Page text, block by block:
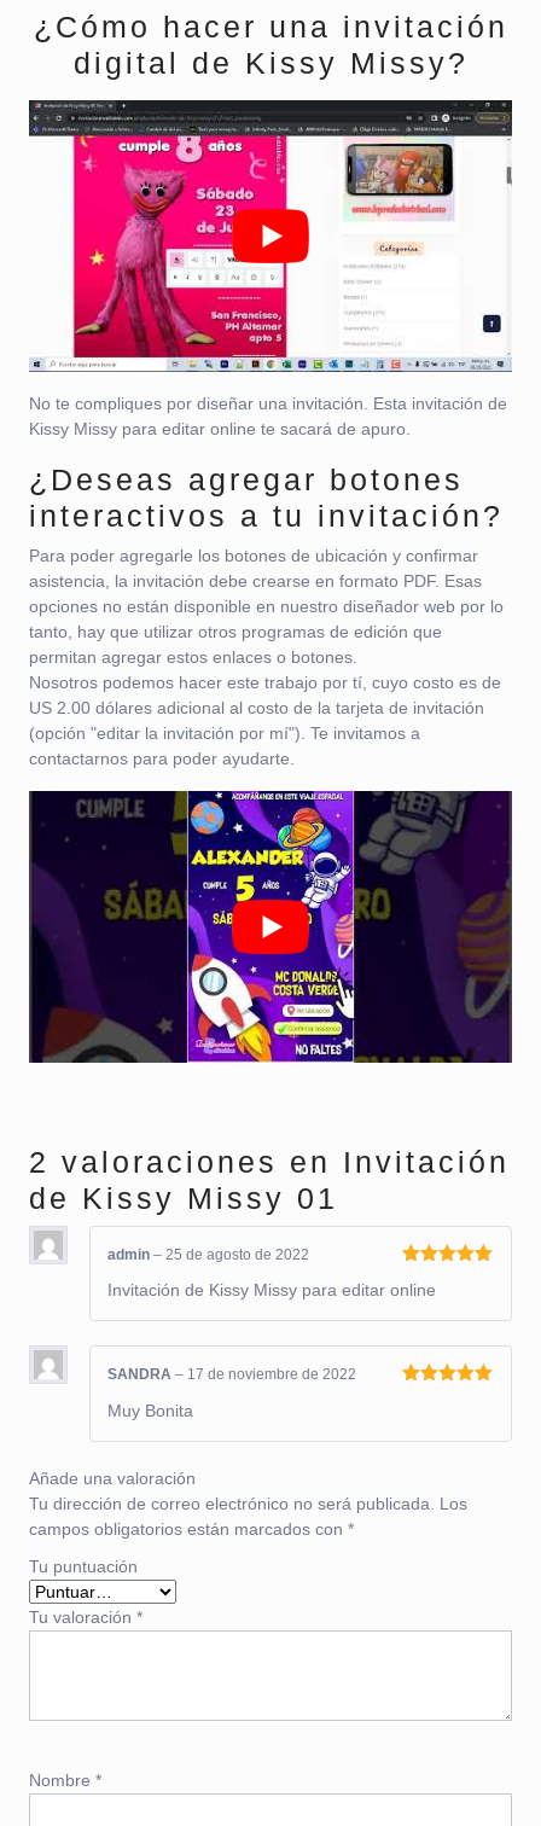
¿Cómo hacer una invitación
digital de Kissy Missy?
No te compliques por diseñar una invitación. Esta invitación de
Kissy Missy para editar online te sacará de apuro.
¿Deseas agregar botones
interactivos a tu invitación?
Para poder agregarle los botones de ubicación y confirmar
asistencia, la invitación debe crearse en formato PDF. Esas
opciones no están disponible en nuestro diseñador web por lo
tanto, hay que utilizar otros programas de edición que
permitan agregar estos enlaces o botones.
Nosotros podemos hacer este trabajo por tí, cuyo costo es de
US 2.00 dólares adicional al costo de la tarjeta de invitación
(opción "editar la invitación por mí"). Te invitamos a
contactarnos para poder ayudarte.
2 valoraciones en Invitación
de Kissy Missy 01
con
admin – 25 de agosto de 2022
Invitación de Kissy Missy para editar online
SANDRA – 17 de noviembre de 2022
Muy Bonita
Añade una valoración
Tu dirección de correo electrónico no será publicada.
Los
campos obligatorios están marcados con *
Tu puntuación
Tu valoración *
Nombre *